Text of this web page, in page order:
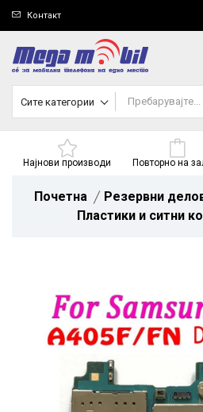
Контакт
Сите категории
Најнови производи Повторно на
Почетна Резервни
Пластики и ситни